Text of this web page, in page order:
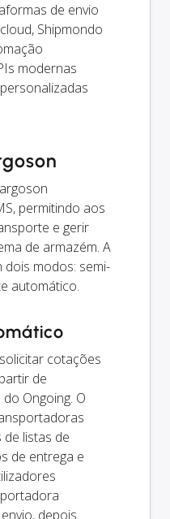
de envio
Shipmondo
modernas
permitindo aos
e gerir
de armazém. A
modos: semi-
automático.
cotações
de
Ongoing. O
listas de
de entrega e
depois